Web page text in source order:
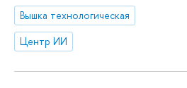
Вышка технологическая
Центр ИИ